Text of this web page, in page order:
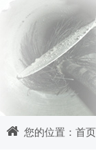
您的位置： 首页